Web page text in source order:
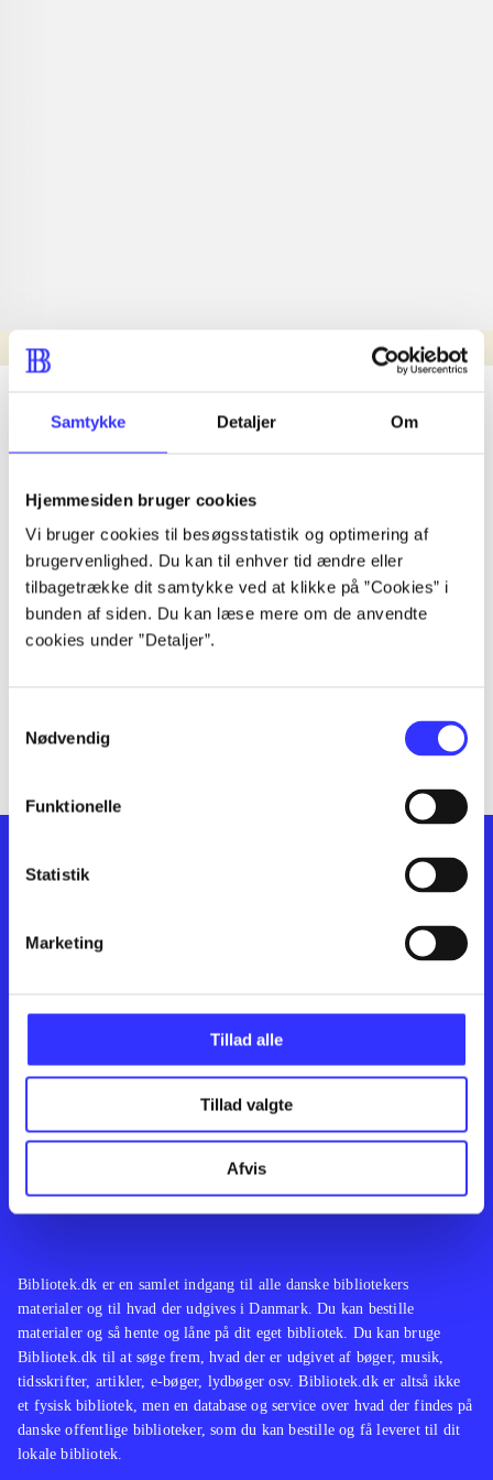
Samtykke Detaljer Om
Hjemmesiden bruger cookies
Vi bruger cookies til besøgsstatistik og optimering af
brugervenlighed. Du kan til enhver tid ændre eller
tilbagetrække dit samtykke ved at klikke på ”Cookies” i
bunden af siden. Du kan læse mere om de anvendte
cookies under ”Detaljer”.
Nødvendig
Funktionelle
Statistik
Marketing
Tillad alle
Tillad valgte
Afvis
Nyhed
lorem ipsum dolor sit amet ...
lorem ipsum dolor sit amet ...
lorem ipsum dolor sit amet ...
lorem ipsum dolor sit amet ...
lorem ipsum dolor sit amet ...
lorem ipsum dolor sit amet ...
lorem ipsum dolor sit amet ...
Feedback
Bibliotek.dk er en samlet indgang til alle danske bibliotekers
materialer og til hvad der udgives i Danmark. Du kan bestille
materialer og så hente og låne på dit eget bibliotek. Du kan bruge
Bibliotek.dk til at søge frem, hvad der er udgivet af bøger, musik,
tidsskrifter, artikler, e-bøger, lydbøger osv. Bibliotek.dk er altså ikke
et fysisk bibliotek, men en database og service over hvad der findes på
danske offentlige biblioteker, som du kan bestille og få leveret til dit
lokale bibliotek.
Kontakt os
English
Artikler
Film
Musik
Noder